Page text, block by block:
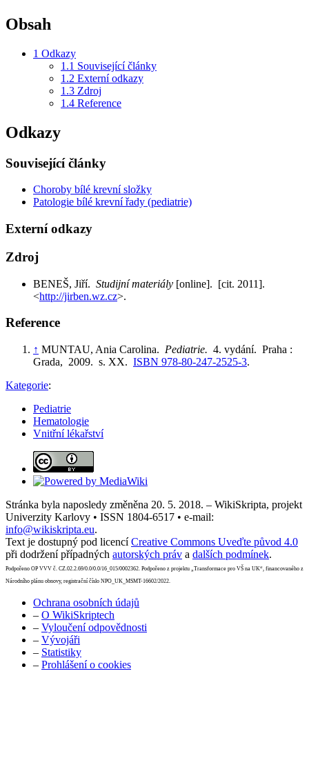
Obsah
1 Odkazy
1.1 Související články
1.2 Externí odkazy
1.3 Zdroj
1.4 Reference
Odkazy
Související články
Choroby bílé krevní složky
Patologie bílé krevní řady (pediatrie)
Externí odkazy
Zdroj
BENEŠ, Jiří. Studijní materiály [online]. [cit. 2011].
<http://jirben.wz.cz>.
Reference
↑ MUNTAU, Ania Carolina. Pediatrie. 4. vydání. Praha :
Grada, 2009. s. XX. ISBN 978-80-247-2525-3.
Kategorie:
Pediatrie
Hematologie
Vnitřní lékařství
Stránka byla naposledy změněna 20. 5. 2018. – WikiSkripta, projekt
Univerzity Karlovy • ISSN 1804-6517 • e-mail:
info@wikiskripta.eu.
Text je dostupný pod licencíCreative Commons Uveďte původ 4.0
při dodržení případných autorských práv a dalších podmínek.
Podpořeno OP VVV č. CZ.02.2.69/0.0/0.0/16_015/0002362. Podpořeno z projektu „Transformace pro VŠ na UK“, financovaného z
Národního plánu obnovy, registrační číslo NPO_UK_MSMT-16602/2022.
Ochrana osobních údajů
– O WikiSkriptech
– Vyloučení odpovědnosti
– Vývojáři
– Statistiky
– Prohlášení o cookies